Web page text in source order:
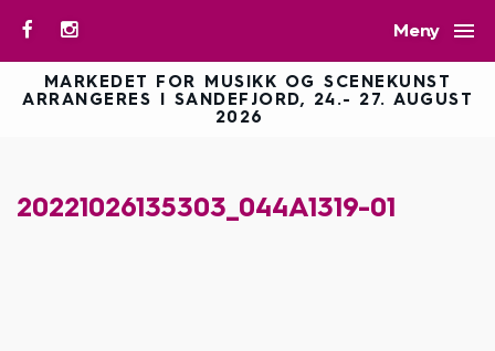
Meny 
MARKEDET FOR MUSIKK OG SCENEKUNST
ARRANGERES I SANDEFJORD, 24.- 27. AUGUST
2026
20221026135303_044A1319-01